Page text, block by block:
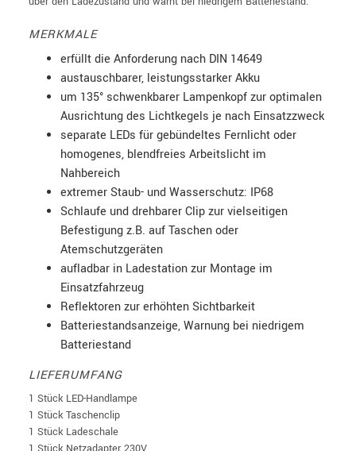
MERKMALE
erfüllt die Anforderung nach DIN 14649
austauschbarer, leistungsstarker Akku
um 135° schwenkbarer Lampenkopf zur optimalen
Ausrichtung des Lichtkegels je nach Einsatzzweck
separate LEDs für gebündeltes Fernlicht oder
homogenes, blendfreies Arbeitslicht im
Nahbereich
extremer Staub- und Wasserschutz: IP68
Schlaufe und drehbarer Clip zur vielseitigen
Befestigung z.B. auf Taschen oder
Atemschutzgeräten
aufladbar in Ladestation zur Montage im
Einsatzfahrzeug
Reflektoren zur erhöhten Sichtbarkeit
Batteriestandsanzeige, Warnung bei niedrigem
Batteriestand
LIEFERUMFANG
1 Stück LED-Handlampe
1 Stück Taschenclip
1 Stück Ladeschale